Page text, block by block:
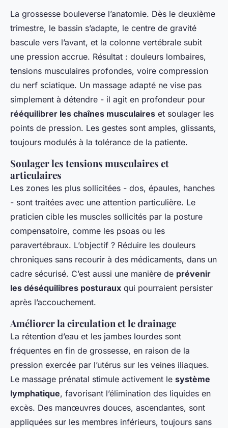
La grossesse bouleverse l’anatomie. Dès le deuxième
trimestre, le bassin s’adapte, le centre de gravité
bascule vers l’avant, et la colonne vertébrale subit
une pression accrue. Résultat : douleurs lombaires,
tensions musculaires profondes, voire compression
du nerf sciatique. Un massage adapté ne vise pas
simplement à détendre - il agit en profondeur pour
rééquilibrer les chaînes musculaires et soulager les
points de pression. Les gestes sont amples, glissants,
toujours modulés à la tolérance de la patiente.
Soulager les tensions musculaires et
articulaires
Les zones les plus sollicitées - dos, épaules, hanches
- sont traitées avec une attention particulière. Le
praticien cible les muscles sollicités par la posture
compensatoire, comme les psoas ou les
paravertébraux. L’objectif ? Réduire les douleurs
chroniques sans recourir à des médicaments, dans un
cadre sécurisé. C’est aussi une manière de prévenir
les déséquilibres posturaux qui pourraient persister
après l’accouchement.
Améliorer la circulation et le drainage
La rétention d’eau et les jambes lourdes sont
fréquentes en fin de grossesse, en raison de la
pression exercée par l’utérus sur les veines iliaques.
Le massage prénatal stimule activement le système
lymphatique, favorisant l’élimination des liquides en
excès. Des manœuvres douces, ascendantes, sont
appliquées sur les membres inférieurs, toujours sans